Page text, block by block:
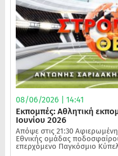
08/06/2026 | 14:41
Εκπομπές: Αθλητική
Ιουνίου 2026
Απόψε στις 21:30
Εθνικής ομάδας
επερχόμενο Παγκόσμιο